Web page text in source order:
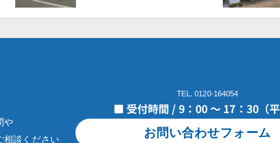
や
相談ください
TEL. 0120-164054
■ 受付時間 / 9：00 ～ 17：30（平
お問い合わせフォーム